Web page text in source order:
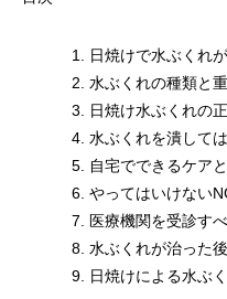
日焼けで水ぶくれ
水ぶくれの種類と
日焼け水ぶくれの
水ぶくれを潰して
自宅でできるケア
やってはいけない
医療機関を受診す
水ぶくれが治った
日焼けによる水ぶ